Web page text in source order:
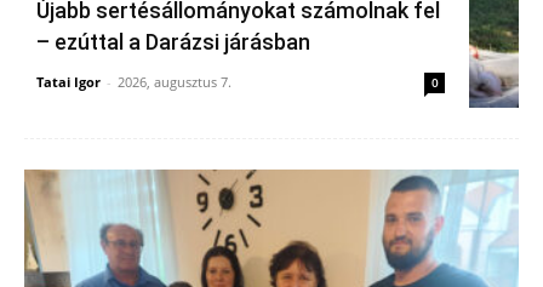
Újabb sertésállományokat számolnak fel
– ezúttal a Darázsi járásban
Tatai Igor - 2026, augusztus 7. 0